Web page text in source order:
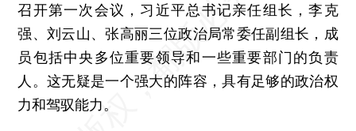
召开第一次会议，习近平总书记亲任组长，李克
强、刘云山、张高丽三位政治局常委任副组长，成
员包括中央多位重要领导和一些重要部门的负责
人。这无疑是一个强大的阵容，具有足够的政治权
力和驾驭能力。